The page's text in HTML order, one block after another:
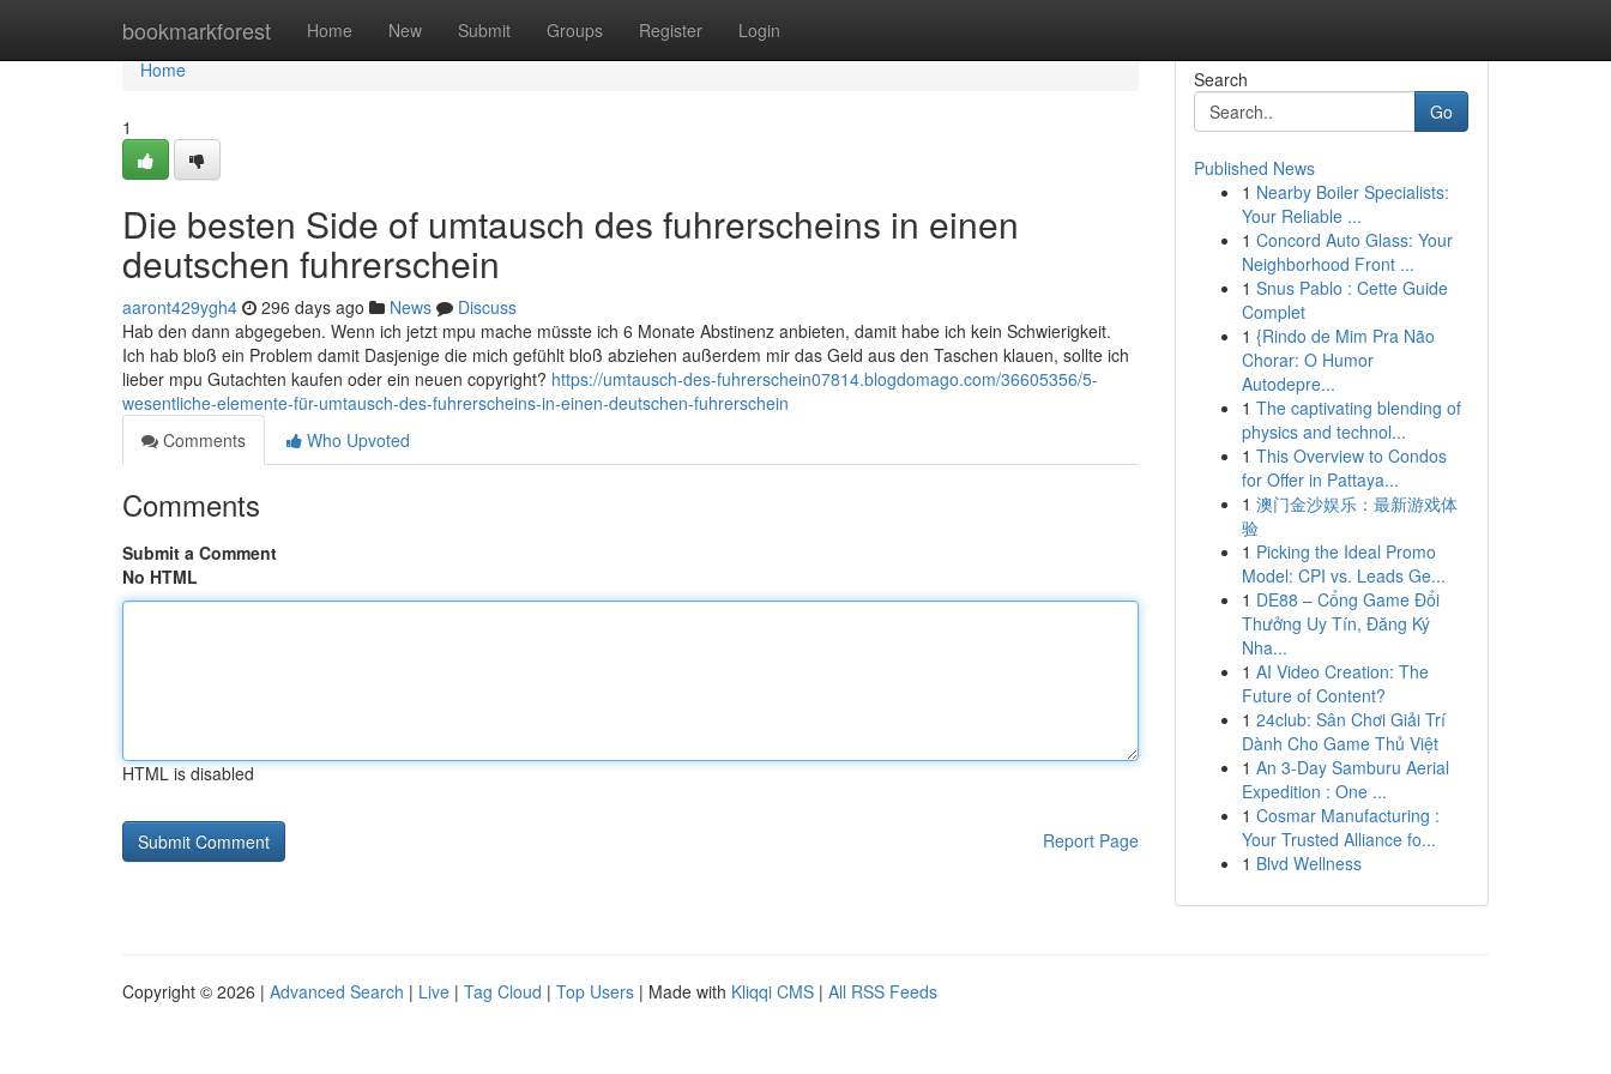
bookmarkforest Home New Submit Groups Register Login
Home
Home
1
Die besten Side of umtausch des fuhrerscheins in einen
deutschen fuhrerschein
aaront429ygh4 296 days ago News
Discuss
Hab den dann abgegeben. Wenn ich jetzt mpu mache müsste ich 6 Monate Abstinenz anbieten, damit habe ich kein Schwierigkeit.
Ich hab bloß ein Problem damit Dasjenige die mich gefühlt bloß abziehen außerdem mir das Geld aus den Taschen klauen, sollte ich
lieber mpu Gutachten kaufen oder ein neuen copyright? https://umtausch-des-fuhrerschein07814.blogdomago.com/36605356/5-
wesentliche-elemente-für-umtausch-des-fuhrerscheins-in-einen-deutschen-fuhrerschein
Comments
Who Upvoted
Comments
Submit a Comment
No HTML
HTML is disabled
Report Page
Search
Go
Published News
1 Nearby Boiler Specialists:
Your Reliable ...
1 Concord Auto Glass: Your
Neighborhood Front ...
1 Snus Pablo : Cette Guide
Complet
1 {Rindo de Mim Pra Não
Chorar: O Humor
Autodepre...
1 The captivating blending of
physics and technol...
1 This Overview to Condos
for Offer in Pattaya...
1 澳门金沙娱乐：最新游戏体
验
1 Picking the Ideal Promo
Model: CPI vs. Leads Ge...
1 DE88 – Cổng Game Đổi
Thưởng Uy Tín, Đăng Ký
Nha...
1 AI Video Creation: The
Future of Content?
1 24club: Sân Chơi Giải Trí
Dành Cho Game Thủ Việt
1 An 3-Day Samburu Aerial
Expedition : One ...
1 Cosmar Manufacturing :
Your Trusted Alliance fo...
1 Blvd Wellness
Copyright © 2026 | Advanced Search | Live | Tag Cloud | Top Users | Made with Kliqqi CMS | All RSS Feeds